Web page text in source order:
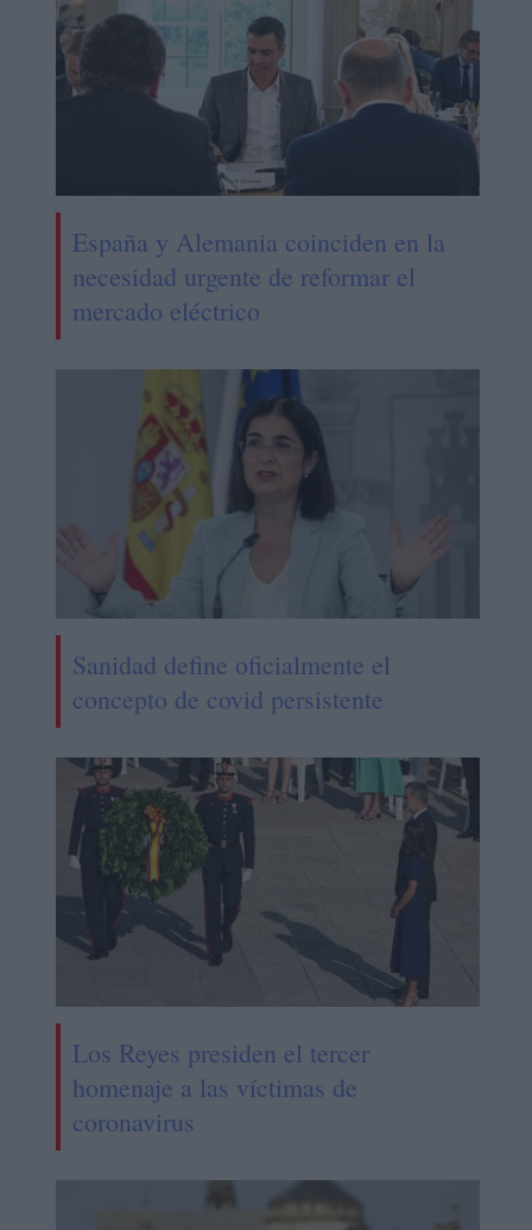
España y Alemania coinciden en la
necesidad urgente de reformar el
mercado eléctrico
Sanidad define oficialmente el
concepto de covid persistente
Los Reyes presiden el tercer
homenaje a las víctimas de
coronavirus